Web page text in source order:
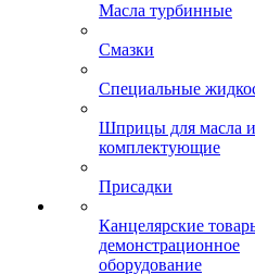
Масла турбинные
Смазки
Специальные
Шприцы для масла и
комплектующие
Присадки
Канцелярские
демонстрационное
оборудование